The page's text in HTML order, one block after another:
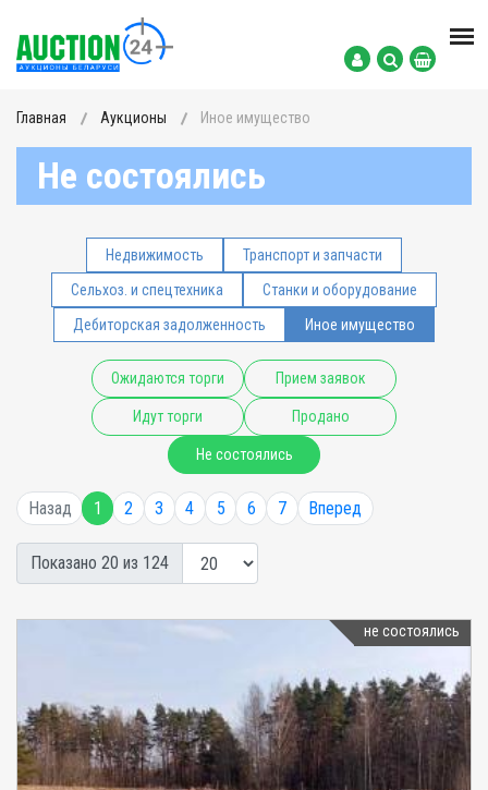
Главная Аукционы Иное имущество
Не состоялись
Недвижимость
Транспорт и запчасти
Сельхоз. и спецтехника
Станки и оборудование
Дебиторская задолженность
Иное имущество
Ожидаются торги Прием заявок
Идут торги Продано
Не состоялись
Назад 1 2 3 4 5 6 7 Вперед
Показано 20 из 124
не состоялись